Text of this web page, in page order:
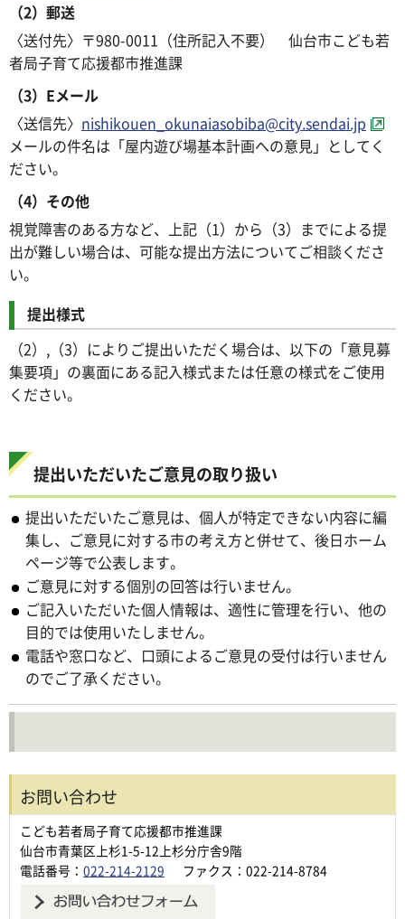
（2）郵送
〈送付先〉〒980-0011（住所記入不要） 仙台市こども若
者局子育て応援都市推進課
（3）Eメール
〈送信先〉 nishikouen_okunaiasobiba@city.sendai.jp
メールの件名は「屋内遊び場基本計画への意見」としてく
ださい。
（4）その他
視覚障害のある方など、上記（1）から（3）までによる提
出が難しい場合は、可能な提出方法についてご相談くださ
い。
提出様式
（2）,（3）によりご提出いただく場合は、以下の「意見募
集要項」の裏面にある記入様式または任意の様式をご使用
ください。
提出いただいたご意見の取り扱い
提出いただいたご意見は、個人が特定できない内容に編
集し、ご意見に対する市の考え方と併せて、後日ホーム
ページ等で公表します。
ご意見に対する個別の回答は行いません。
ご記入いただいた個人情報は、適性に管理を行い、他の
目的では使用いたしません。
電話や窓口など、口頭によるご意見の受付は行いません
のでご了承ください。
お問い合わせ
こども若者局子育て応援都市推進課
仙台市青葉区上杉1-5-12上杉分庁舎9階
電話番号： 022-214-2129 ファクス：022-214-8784